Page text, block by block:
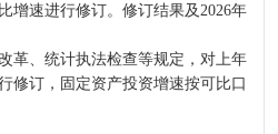
增速进行修订。修订结果及2026年
、统计执法检查等规定，对上年
修订，固定资产投资增速按可比口